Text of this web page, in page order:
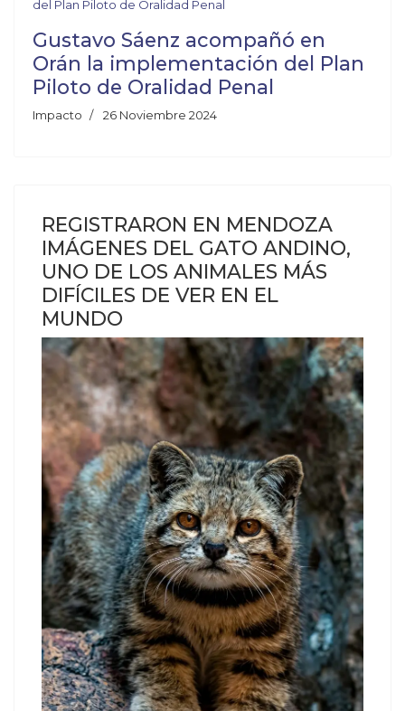
Gustavo Sáenz acompañó en
Orán la implementación del Plan
Piloto de Oralidad Penal
Impacto 26 Noviembre 2024
REGISTRARON EN MENDOZA
IMÁGENES DEL GATO ANDINO,
UNO DE LOS ANIMALES MÁS
DIFÍCILES DE VER EN EL
MUNDO